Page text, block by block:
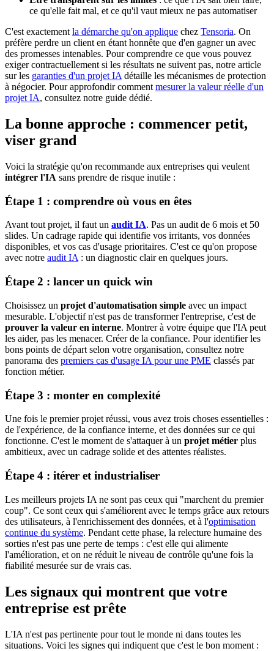
ce qu'elle fait mal, et ce qu'il vaut mieux ne pas automatiser
C'est exactement la démarche qu'on applique chez Tensoria. On
préfère perdre un client en étant honnête que d'en gagner un avec
des promesses intenables. Pour comprendre ce que vous pouvez
exiger contractuellement si les résultats ne suivent pas, notre article
sur les garanties d'un projet IA détaille les mécanismes de protection
à négocier. Pour approfondir comment mesurer la valeur réelle d'un
projet IA, consultez notre guide dédié.
La bonne approche : commencer petit,
viser grand
Voici la stratégie qu'on recommande aux entreprises qui veulent
intégrer l'IA sans prendre de risque inutile :
Étape 1 : comprendre où vous en êtes
Avant tout projet, il faut un audit IA. Pas un audit de 6 mois et 50
slides. Un cadrage rapide qui identifie vos irritants, vos données
disponibles, et vos cas d'usage prioritaires. C'est ce qu'on propose
avec notre audit IA: un diagnostic clair en quelques jours.
Étape 2 : lancer un quick win
Choisissez un projet d'automatisation simple avec un impact
mesurable. L'objectif n'est pas de transformer l'entreprise, c'est de
prouver la valeur en interne. Montrer à votre équipe que l'IA peut
les aider, pas les menacer. Créer de la confiance. Pour identifier les
bons points de départ selon votre organisation, consultez notre
panorama des premiers cas d'usage IA pour une PME classés par
fonction métier.
Étape 3 : monter en complexité
Une fois le premier projet réussi, vous avez trois choses essentielles :
de l'expérience, de la confiance interne, et des données sur ce qui
fonctionne. C'est le moment de s'attaquer à un projet métier plus
ambitieux, avec un cadrage solide et des attentes réalistes.
Étape 4 : itérer et industrialiser
Les meilleurs projets IA ne sont pas ceux qui "marchent du premier
coup". Ce sont ceux qui s'améliorent avec le temps grâce aux retours
des utilisateurs, à l'enrichissement des données, et à l'optimisation
continue du système. Pendant cette phase, la relecture humaine des
sorties n'est pas une perte de temps : c'est elle qui alimente
l'amélioration, et on ne réduit le niveau de contrôle qu'une fois la
fiabilité mesurée sur de vrais cas.
Les signaux qui montrent que votre
entreprise est prête
L'IA n'est pas pertinente pour tout le monde ni dans toutes les
situations. Voici les signes qui indiquent que c'est le bon moment :